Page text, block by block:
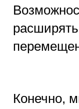
Конечно,